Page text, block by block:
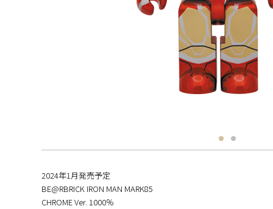
2024年1月発売予定
BE@RBRICK IRON MAN MARK85
CHROME Ver. 1000％